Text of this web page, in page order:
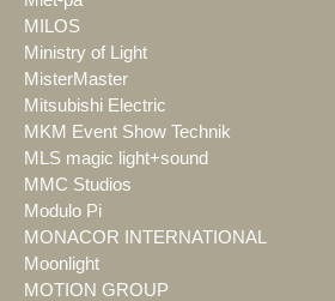
MILOS
Ministry of Light
MisterMaster
Mitsubishi Electric
MKM Event Show Technik
MLS magic light+sound
MMC Studios
Modulo Pi
MONACOR INTERNATIONAL
Moonlight
MOTION GROUP